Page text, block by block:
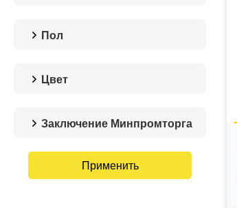
Пол
унисекс
Цвет
черный
Заключение Минпромторга